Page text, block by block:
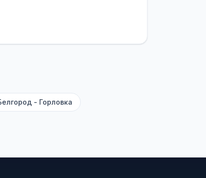
отопление, зарядка
Кнопка «Детали рейса»
- Горловка